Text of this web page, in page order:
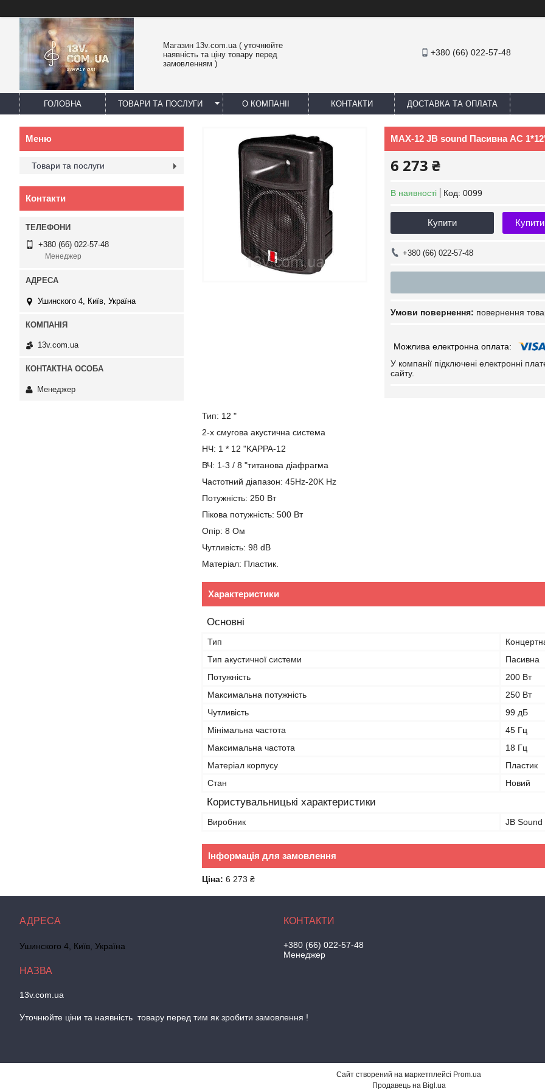
Магазин 13v.com.ua ( уточнюйте
наявність та ціну товару перед
замовленням )
+380 (66) 022-57-48
ГОЛОВНА ТОВАРИ ТА ПОСЛУГИ О КОМПАНІІ КОНТАКТИ ДОСТАВКА ТА ОПЛАТА
MAX-12 JB sound Пасивна АС
6 273 ₴
В наявності Код: 0099
Купити
+380 (66) 022-57-48
повернення
У компанії підключені електронні
сайту.
Тип: 12 "
2-х смугова акустична система
НЧ: 1 * 12 "KAPPA-12
ВЧ: 1-3 / 8 "титанова діафрагма
Частотний діапазон: 45Hz-20K Hz
Потужність: 250 Вт
Пікова потужність: 500 Вт
Опір: 8 Ом
Чутливість: 98 dB
Матеріал: Пластик.
Характеристики
Основні
Тип
Тип акустичної системи
Пасивна
Потужність
200 Вт
Максимальна потужність
250 Вт
Чутливість
99 дБ
Мінімальна частота
45 Гц
Максимальна частота
18 Гц
Матеріал корпусу
Пластик
Стан
Новий
Користувальницькі характеристики
Виробник JB Sound
Інформація для замовлення
Ціна: 6 273 ₴
Товари та послуги
Контакти
+380 (66) 022-57-48
Менеджер
Ушинского 4, Київ, Україна
13v.com.ua
Менеджер
Ушинского 4, Київ, Україна
13v.com.ua
+380 (66) 022-57-48
Менеджер
Уточнюйте цiни та наявнiсть товару перед тим як зробити замовлення !
Сайт створений на маркетплейсі Prom.ua
Продавець на Bigl.ua